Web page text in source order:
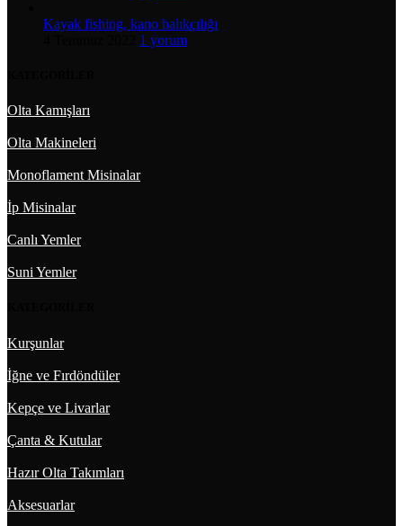
Kayak fishing, kano balıkçılığı
1 yorum
Olta Kamışları
Olta Makineleri
Monoflament Misinalar
İp Misinalar
Canlı Yemler
Suni Yemler
Kurşunlar
İğne ve Fırdöndüler
Kepçe ve Livarlar
Çanta & Kutular
Hazır Olta Takımları
Aksesuarlar